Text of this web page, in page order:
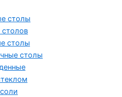
столы
столы
столы